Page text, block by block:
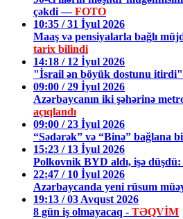
çəkdi —FOTO
10:35 / 31 İyul 2026
Maaş və pensiyalarla bağlı
tarix bilindi
14:18 / 12 İyul 2026
"İsrail ən böyük dostunu itirdi"
09:00 / 29 İyul 2026
Azərbaycanın iki şəhərinə
açıqlandı
09:00 / 23 İyul 2026
“Sədərək” və “Binə” bağlana
15:23 / 13 İyul 2026
Polkovnik BYD aldı, işə düşdü:
22:47 / 10 İyul 2026
Azərbaycanda yeni rüsum
19:13 / 03 Avqust 2026
8 gün iş olmayacaq - TƏQVİM